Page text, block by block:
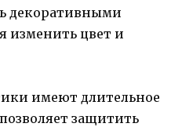
декоративными
изменить цвет и
имеют длительное
защитить